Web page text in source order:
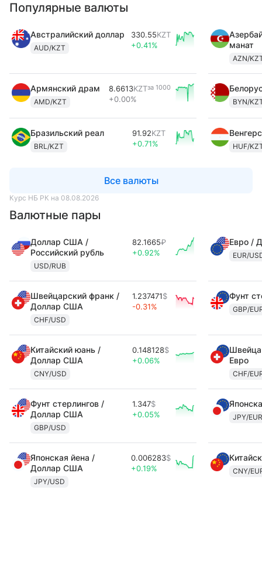
Популярные валюты
Австралийский доллар
AUD/KZT
330.55KZT
+0.41%
манат
AZN/
Армянский драм
AMD/KZT
8.6613KZTза 1000
+0.00% BYN/
Бразильский реал
BRL/KZT
91.92KZT
+0.71%
HUF/
Все валюты
Курс НБ РК на 08.08.2026
Валютные пары
Доллар США /
Российский рубль
USD/RUB
82.1665₽
+0.92%
Евро /
EUR/
Швейцарский франк /
Доллар США
CHF/USD
1.237471$
-0.31%
Фунт
GBP/
Китайский юань /
Доллар США
CNY/USD
0.148128$
+0.06%
Евро
CHF/
Фунт стерлингов /
Доллар США
GBP/USD
1.347$
+0.05%
JPY/EUR
Японская йена /
Доллар США
JPY/USD
0.006283$
+0.19%
CNY/